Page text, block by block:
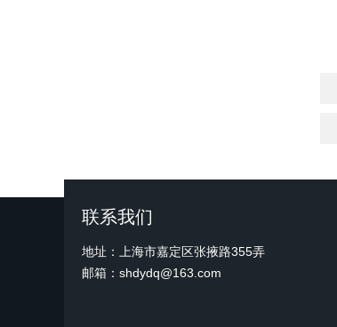
联系我们
地址：上海市嘉定区张掖路355弄
邮箱：shdydq@163.com